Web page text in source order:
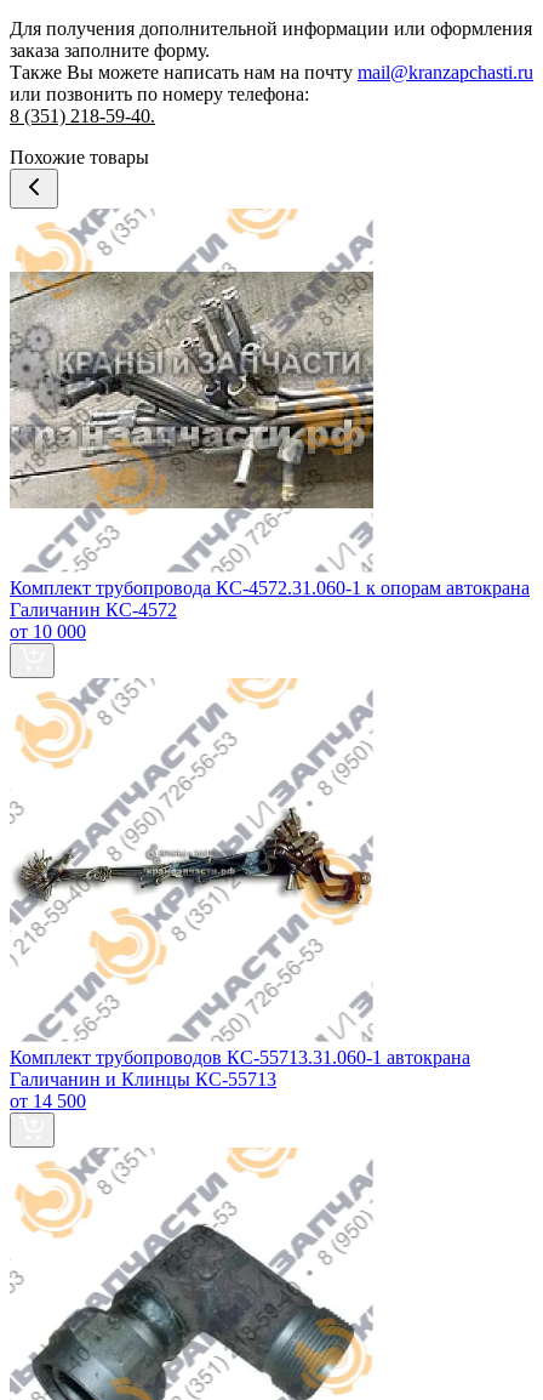
Для получения дополнительной информации или оформления
заказа заполните форму.
Также Вы можете написать нам на почту mail@kranzapchasti.ru
или позвонить по номеру телефона:
8 (351) 218-59-40.
Похожие товары
Комплект трубопровода КС-4572.31.060-1 к опорам автокрана
Галичанин КС-4572
от 10 000
Комплект трубопроводов КС-55713.31.060-1 автокрана
Галичанин и Клинцы КС-55713
от 14 500